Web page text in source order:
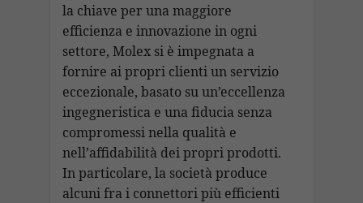
la chiave per una maggiore
efficienza e innovazione in ogni
settore, Molex si è impegnata a
fornire ai propri clienti un servizio
eccezionale, basato su un’eccellenza
ingegneristica e una fiducia senza
compromessi nella qualità e
nell’affidabilità dei propri prodotti.
In particolare, la società produce
alcuni fra i connettori più efficienti